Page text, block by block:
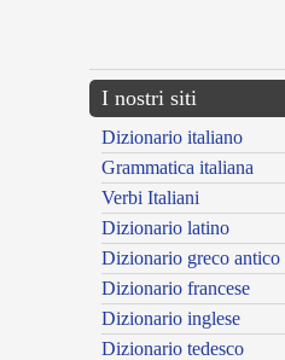
I nostri siti
Dizionario italiano
Grammatica italiana
Verbi Italiani
Dizionario latino
Dizionario greco antico
Dizionario francese
Dizionario inglese
Dizionario tedesco